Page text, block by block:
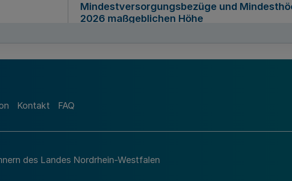
Mindestversorgungsbezüge und
2026 maßgeblichen Höhe
Richtlinie zur Durchführung des
Kontakt FAQ
des Landes Nordrhein-Westfalen